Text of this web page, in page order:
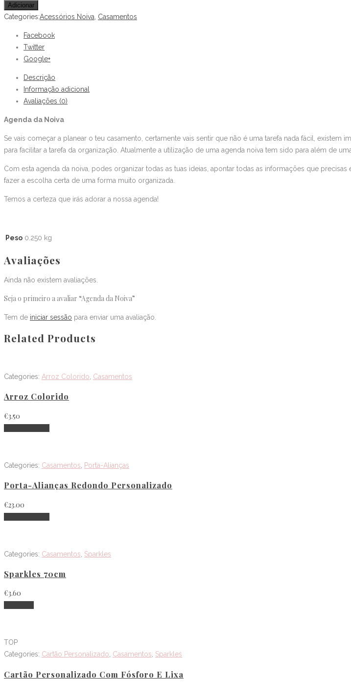
da
Noiva
Adicionar
Categories:Acessórios Noiva, Casamentos
Facebook
Twitter
Google+
Descrição
Informação adicional
Avaliações (0)
Agenda da Noiva
Se vais começar a planear o teu casamento, certamente vais sentir que não é uma tarefa nada fácil,
para facilitar a tarefa da organização. Atualmente a utilização de uma agenda noiva tem sido para além de
Com esta agenda da noiva, podes organizar todas as tuas ideias, apontar todas as informações que
fazer a escolha certa de uma forma muito organizada.
Temos a certeza que irás adorar a nossa agenda!
Peso 0.250 kg
Avaliações
Ainda não existem avaliações.
Seja o primeiro a avaliar “Agenda da Noiva”
Tem de iniciar sessão para enviar uma avaliação.
Related Products
Categories: Arroz Colorido Casamentos
Arroz Colorido
€3.50
Categories: Casamentos Porta-Alianças
Porta-Alianças Redondo Personalizado
€23.00
Categories: Casamentos Sparkles
Sparkles 70cm
€3.60
TOP
Categories: Cartão Personalizado, Casamentos, Sparkles
Cartão Personalizado Com Fósforo E Lixa